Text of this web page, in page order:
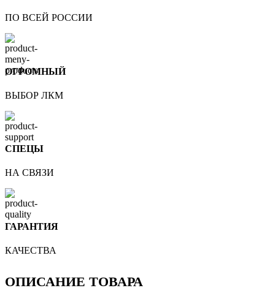
ПО ВСЕЙ РОССИИ
ОГРОМНЫЙ
ВЫБОР ЛКМ
СПЕЦЫ
НА СВЯЗИ
ГАРАНТИЯ
КАЧЕСТВА
ОПИСАНИЕ ТОВАРА